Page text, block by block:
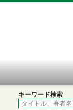
キーワード検索